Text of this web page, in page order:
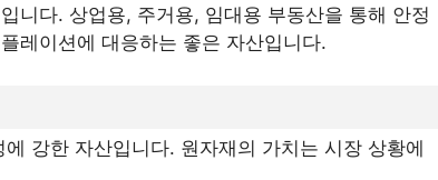
니다. 상업용, 주거용, 임대용 부동산을 통해 안정
레이션에 대응하는 좋은 자산입니다.
강한 자산입니다. 원자재의 가치는 시장 상황에